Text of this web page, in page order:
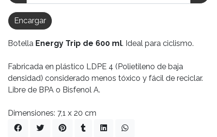
Encargar
Botella Energy Trip de 600 ml. Ideal para ciclismo.
Fabricada en plástico LDPE 4 (Polietileno de baja
densidad) considerado menos tóxico y fácil de reciclar.
Libre de BPA o Bisfenol A.
Dimensiones: 7,1 x 20 cm